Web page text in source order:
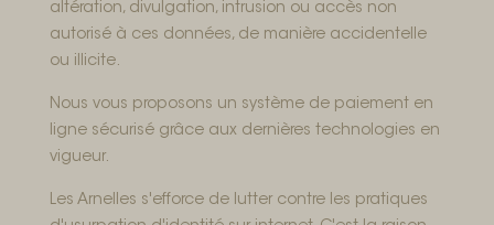
altération, divulgation, intrusion ou accès non
autorisé à ces données, de manière accidentelle
ou illicite.
Nous vous proposons un système de paiement en
ligne sécurisé grâce aux dernières technologies en
vigueur.
Les Arnelles s'efforce de lutter contre les pratiques